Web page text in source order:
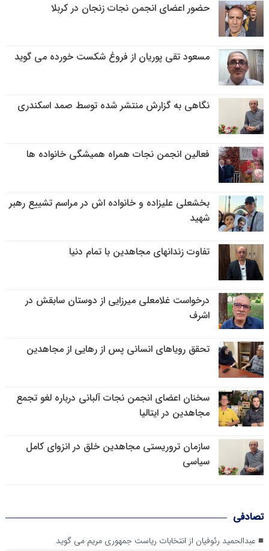
حضور اعضای انجمن نجات زنجان در کربلا
مسعود تقی پوریان از فروغ شکست خورده می گوید
نگاهی به گزارش منتشر شده توسط صمد اسکندری
فعالین انجمن نجات همراه همیشگی خانواده ها
بخشعلی علیزاده و خانواده اش در مراسم تشییع رهبر
شهید
تفاوت زندانهای مجاهدین با تمام دنیا
درخواست غلامعلی میرزایی از دوستان سابقش در
اشرف
تحقق رویاهای انسانی پس از رهایی از مجاهدین
سخنان اعضای انجمن نجات آلبانی درباره لغو تجمع
مجاهدین در ایتالیا
سازمان تروریستی مجاهدین خلق در انزوای کامل
سیاسی
تصادفی
عبدالحمید رئوفیان از انتخابات ریاست جمهوری مریم می گوید